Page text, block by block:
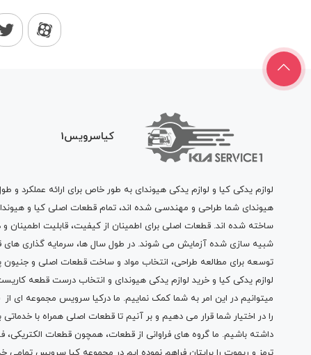
کیاسرویس1
لوازم یدکی کیا و لوازم یدکی هیوندای به طور خاص برای ارائه عملکرد و
هیوندای شما طراحی و مهندسی شده اند، تمام قطعات اصلی کیا و هیوندای
ساخته شده اند. قطعات اصلی برای اطمینان از کیفیت، قابلیت
شبیه سازی شده آزمایش می شوند. در طول سال ها، سرمایه گذاری های
توسعه برای مطالعه طراحی، انتخاب مواد و ساخت قطعات اصلی و
لوازم یدکی کیا و خرید لوازم یدکی هیوندای و انتخاب درست قطعه
میتوانیم در این امر به شما کمک نماییم. ما درکیا سرویس مجموعه ای از
را در اختیار شما قرار می دهیم و بر آنیم تا قطعات اصلی همراه با
داشته باشیم. ما گروه های فراوانی از قطعات، همچون قطعات الکتریکی،